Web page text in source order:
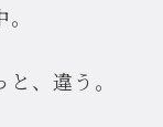
、違う。